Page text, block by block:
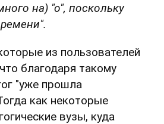
на) "о", поскольку
из пользователей
благодаря такому
"уже прошла
как некоторые
вузы, куда